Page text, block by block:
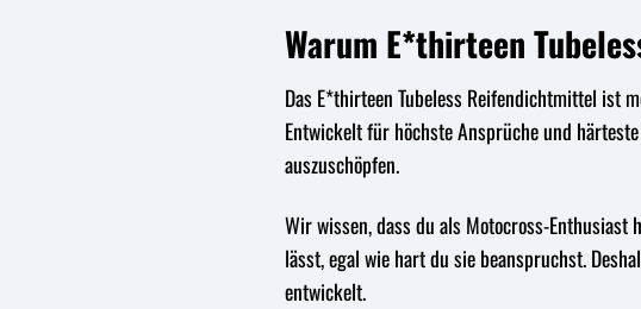
Warum E*thirteen
Das E*thirteen Tubeless Reifendichtmittel ist
Entwickelt für höchste Ansprüche und
auszuschöpfen.
Wir wissen, dass du als Motocross-
lässt, egal wie hart du sie beanspruchst.
entwickelt.